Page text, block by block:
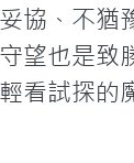
協、不
望也是
看試探的